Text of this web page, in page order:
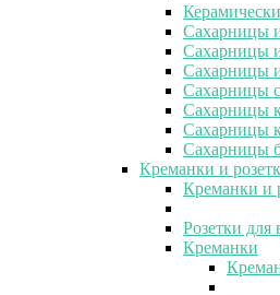
Сахарницы
Сахарницы
Сахарницы
Сахарницы
Сахарницы
Сахарницы
Сахарницы
Креманки и
Креманки и
Розетки для
Креманки